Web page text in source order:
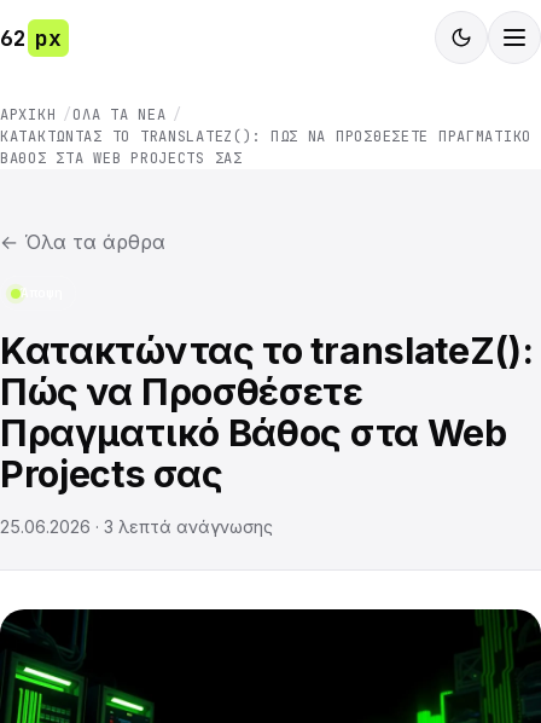
62 px
ΑΡΧΙΚΉ
ΌΛΑ ΤΑ ΝΈΑ
ΚΑΤΑΚΤΏΝΤΑΣ ΤΟ TRANSLATEZ(): ΠΏΣ ΝΑ ΠΡΟΣΘΈΣΕΤΕ ΠΡΑΓΜΑΤΙΚΌ
ΒΆΘΟΣ ΣΤΑ WEB PROJECTS ΣΑΣ
← Όλα τα άρθρα
Άποψη
Κατακτώντας το translateZ():
Πώς να Προσθέσετε
Πραγματικό Βάθος στα Web
Projects σας
25.06.2026 · 3 λεπτά ανάγνωσης